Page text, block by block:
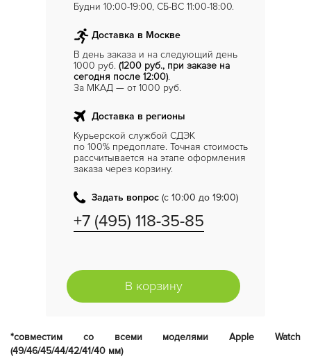
Будни 10:00-19:00, СБ-ВС 11:00-18:00.
Доставка в Москве
В день заказа и на следующий день
1000 руб. (1200 руб., при заказе на
сегодня после 12:00).
За МКАД — от 1000 руб.
Доставка в регионы
Курьерской службой СДЭК
по 100% предоплате. Точная стоимость
рассчитывается на этапе оформления
заказа через корзину.
Задать вопрос (с 10:00 до 19:00)
+7 (495) 118-35-85
В корзину
*совместим со всеми моделями Apple Watch
(49/46/45/44/42/41/40 мм)